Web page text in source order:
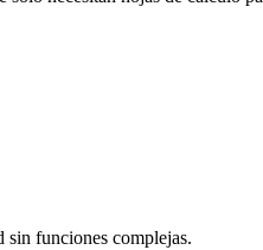
sin funciones complejas.